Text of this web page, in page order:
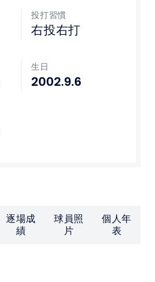
投打習慣
右投右打
生日
2002.9.6
逐場成
績
球員照
片
個人年
表